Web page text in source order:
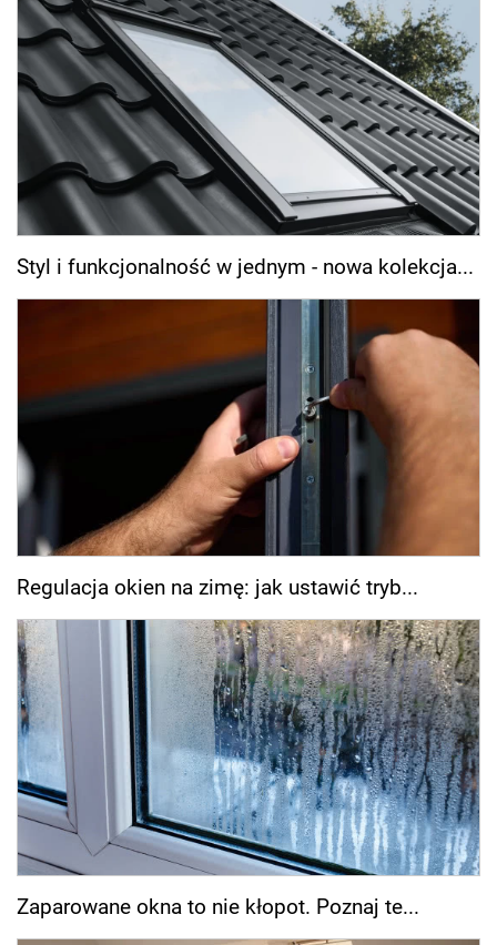
Styl i funkcjonalność w jednym - nowa kolekcja...
Regulacja okien na zimę: jak ustawić tryb...
Zaparowane okna to nie kłopot. Poznaj te...